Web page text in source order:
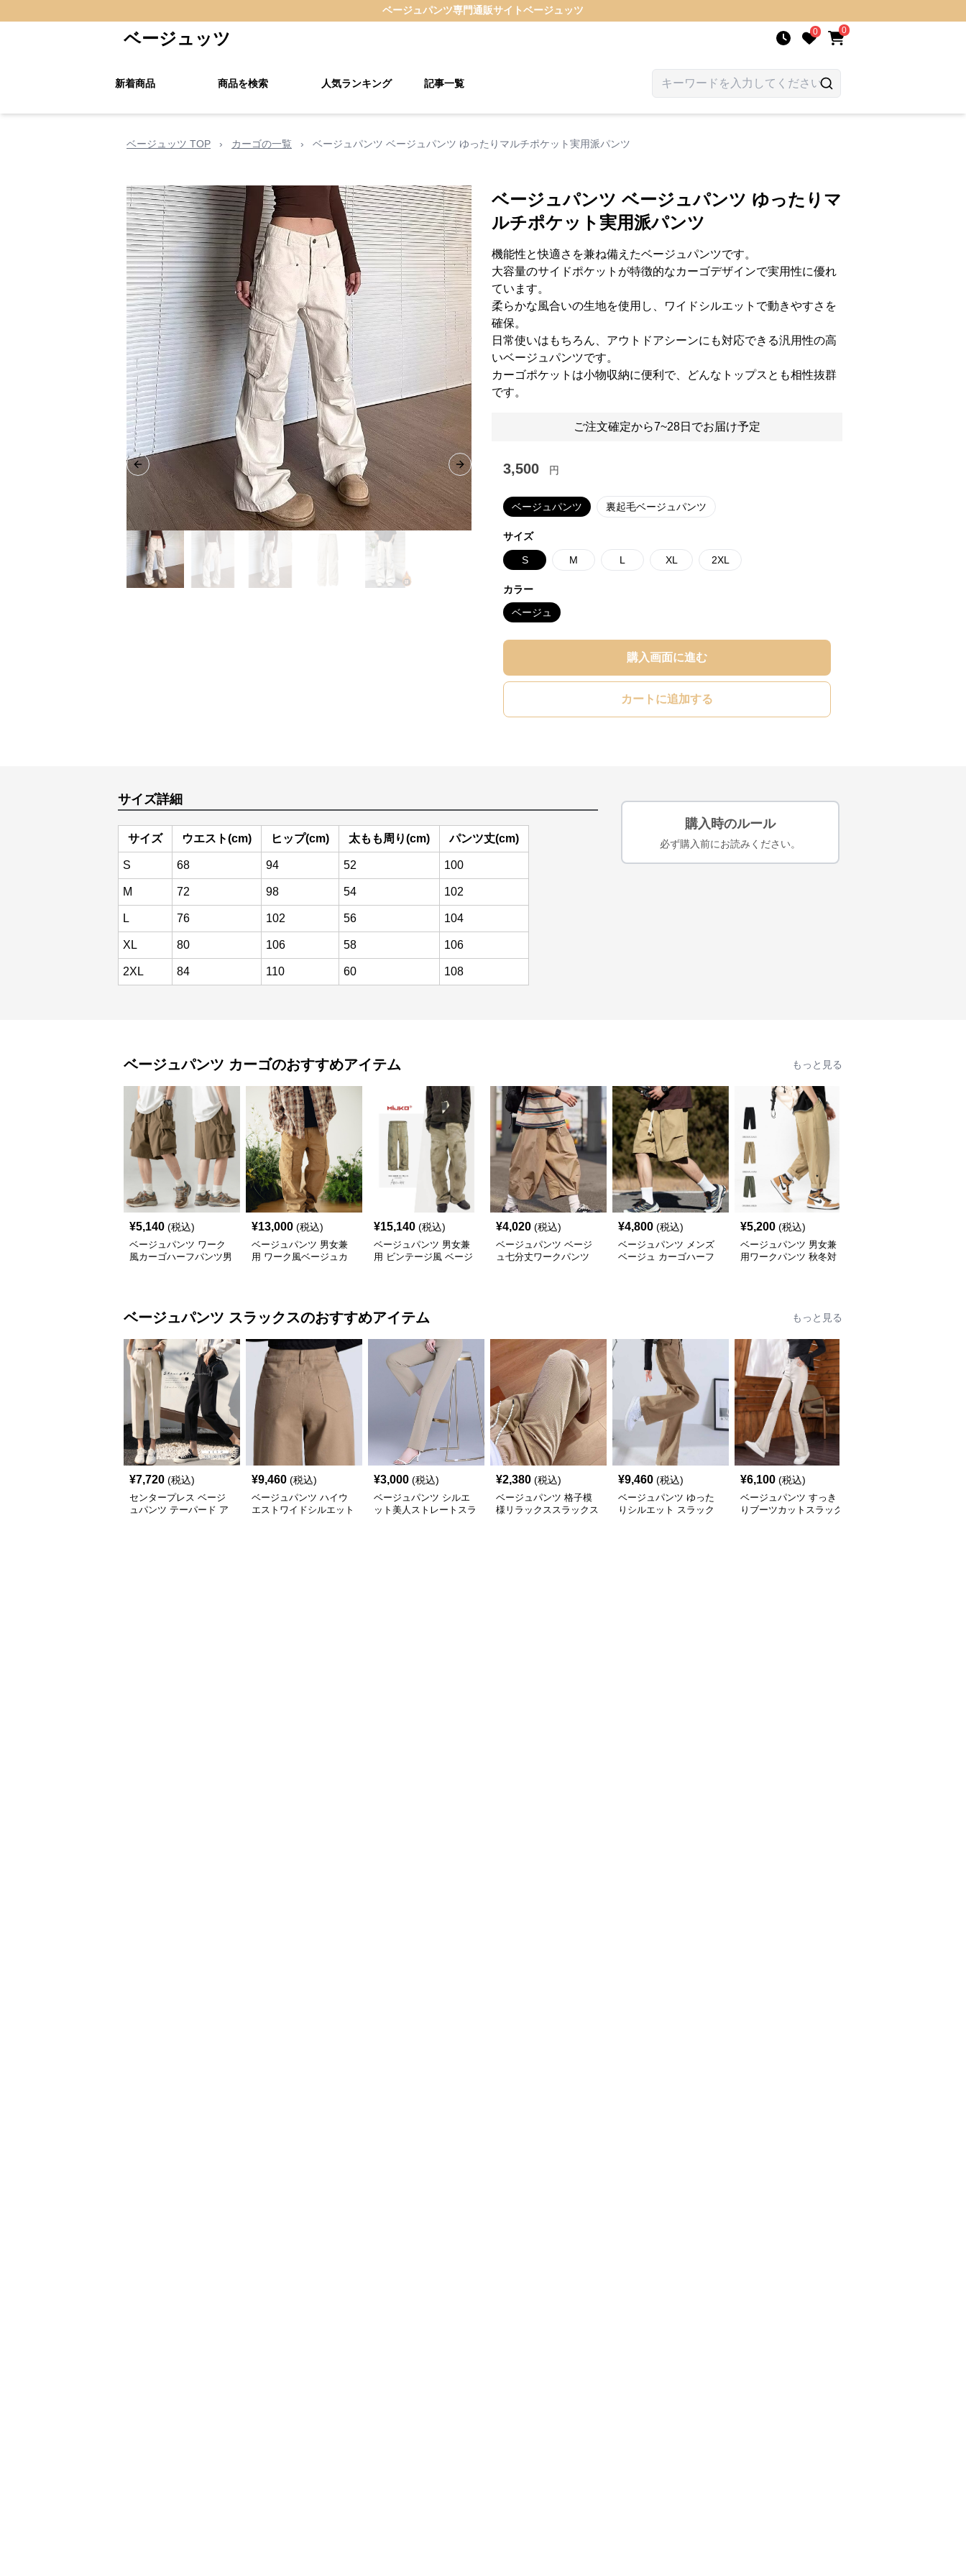
ベージュパンツ専門通販サイトベージュッツ
ベージュッツ 0 0
新着商品 商品を検索 人気ランキング 記事一覧
ベージュッツ TOP › カーゴの一覧 › ベージュパンツ ベージュパンツ ゆったりマルチポケット実用派パンツ
Previous slide Next slide
ベージュパンツ ベージュパンツ ゆったりマ
ルチポケット実用派パンツ
機能性と快適さを兼ね備えたベージュパンツです。
大容量のサイドポケットが特徴的なカーゴデザインで実用性に優れ
ています。
柔らかな風合いの生地を使用し、ワイドシルエットで動きやすさを
確保。
日常使いはもちろん、アウトドアシーンにも対応できる汎用性の高
いベージュパンツです。
カーゴポケットは小物収納に便利で、どんなトップスとも相性抜群
です。
ご注文確定から7~28日でお届け予定
3,500 円
ベージュパンツ 裏起毛ベージュパンツ
サイズ
S M L XL 2XL
カラー
ベージュ
購入画面に進む
カートに追加する
サイズ詳細
サイズ ウエスト(cm) ヒップ(cm) 太もも周り(cm) パンツ丈(cm)
S 68 94 52 100
M 72 98 54 102
L 76 102 56 104
XL 80 106 58 106
2XL 84 110 60 108
購入時のルール
必ず購入前にお読みください。
ベージュパンツ カーゴのおすすめアイテム もっと見る
¥5,140 (税込)
ベージュパンツ ワーク
風カーゴハーフパンツ男
¥13,000 (税込)
ベージュパンツ 男女兼
用 ワーク風ベージュカ
¥15,140 (税込)
ベージュパンツ 男女兼
用 ビンテージ風 ベージ
¥4,020 (税込)
ベージュパンツ ベージ
ュ七分丈ワークパンツ
¥4,800 (税込)
ベージュパンツ メンズ
ベージュ カーゴハーフ
¥5,200 (税込)
ベージュパンツ 男女兼
用ワークパンツ 秋冬対
ベージュパンツ スラックスのおすすめアイテム もっと見る
¥7,720 (税込)
センタープレス ベージ
ュパンツ テーパード ア
¥9,460 (税込)
ベージュパンツ ハイウ
エストワイドシルエット
¥3,000 (税込)
ベージュパンツ シルエ
ット美人ストレートスラ
¥2,380 (税込)
ベージュパンツ 格子模
様リラックススラックス
¥9,460 (税込)
ベージュパンツ ゆった
りシルエット スラック
¥6,100 (税込)
ベージュパンツ すっき
りブーツカットスラック